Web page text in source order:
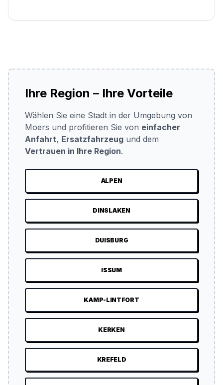
Ihre Region – Ihre Vorteile
Wählen Sie eine Stadt in der Umgebung von
Moers und profitieren Sie von einfacher
Anfahrt, Ersatzfahrzeug und dem
Vertrauen in Ihre Region.
ALPEN
DINSLAKEN
DUISBURG
ISSUM
KAMP-LINTFORT
KERKEN
KREFELD